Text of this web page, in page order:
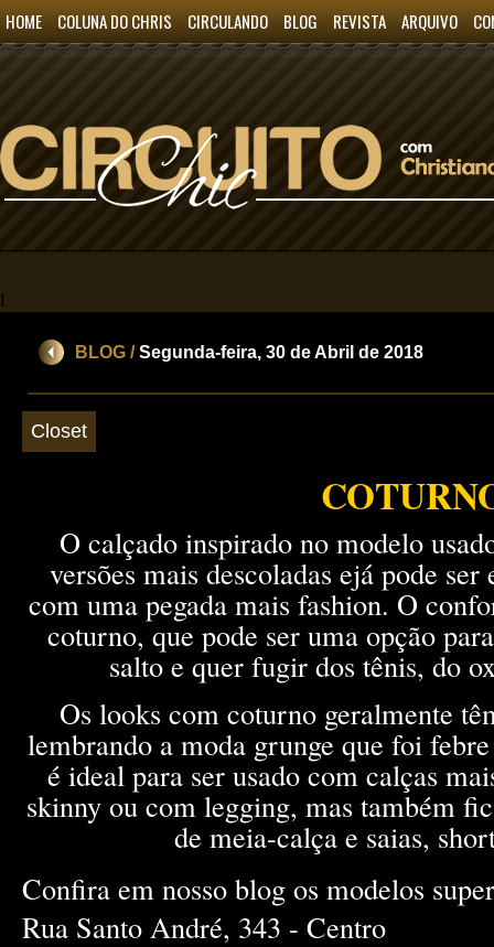
HOME COLUNA DO CHRIS CIRCULANDO BLOG REVISTA ARQUIVO
l
BLOG /Segunda-feira, 30 de Abril de 2018
Closet
O calçado inspirado no modelo
versões mais descoladas ejá pode
com uma pegada mais fashion. O
coturno, que pode ser uma opção
salto e quer fugir dos tênis, do
Os looks com coturno geralmente
lembrando a moda grunge que foi
é ideal para ser usado com calças
skinny ou com legging, mas também
de meia-calça e saias,
Confira em nosso blog os modelos
Rua Santo André, 343 - Centro